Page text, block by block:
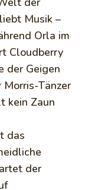
Musik –
Orla im
Cloudberry
der Geigen
Tänzer
kein Zaun
das
der